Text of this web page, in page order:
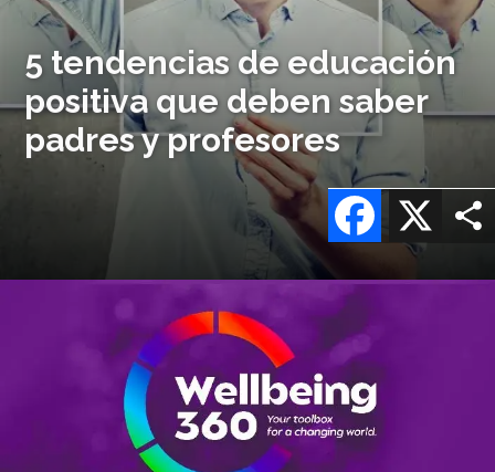
5 tendencias de educación
positiva que deben saber
padres y profesores
X
Facebook